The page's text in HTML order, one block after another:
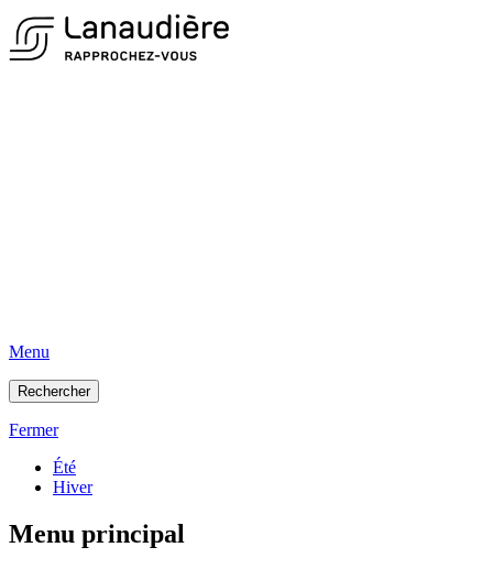
Menu
Rechercher
Fermer
Été
Hiver
Menu principal